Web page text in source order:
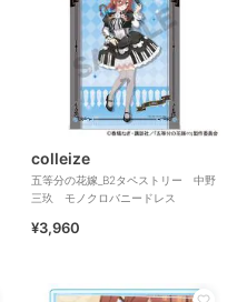
colleize
五等分の花嫁_B2タペストリー 中野
三玖 モノクロバニードレス
¥3,960